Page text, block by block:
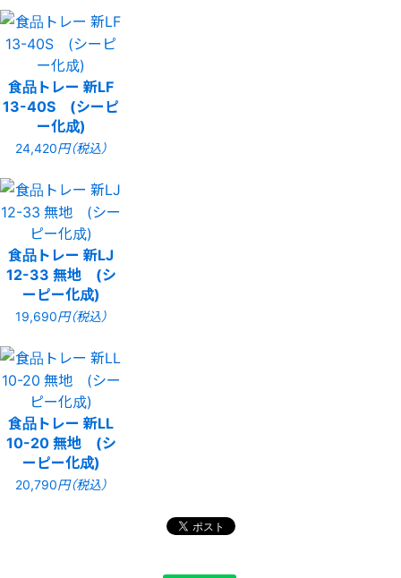
食品トレー 新LF
13-40S (シーピ
ー化成)
24,420円（税込）
食品トレー 新LJ
12-33 無地 (シ
ーピー化成)
19,690円（税込）
食品トレー 新LL
10-20 無地 (シ
ーピー化成)
20,790円（税込）